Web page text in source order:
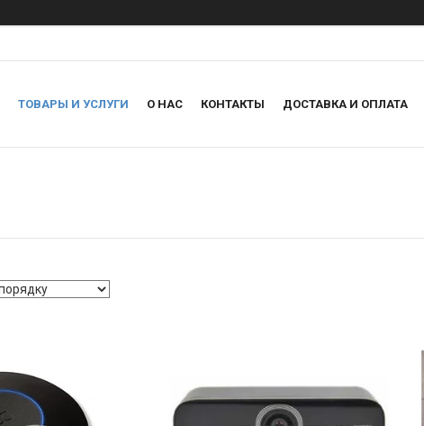
ТОВАРЫ И УСЛУГИ О НАС КОНТАКТЫ ДОСТАВКА И ОПЛАТА